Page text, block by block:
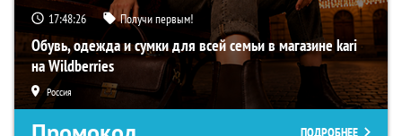
17:48:25 Получи первым!
Обувь, одежда и сумки для всей семьи в магазине kari
на Wildberries
Россия
ПОДРОБНЕЕ